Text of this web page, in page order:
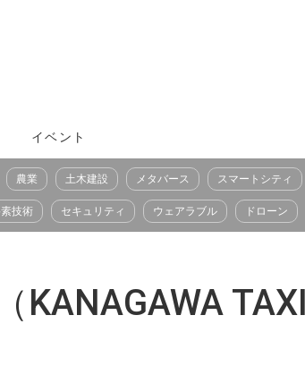
イベント
農業 土木建設 メタバース スマートシティ
技術 セキュリティ ウェアラブル ドローン
TAXI